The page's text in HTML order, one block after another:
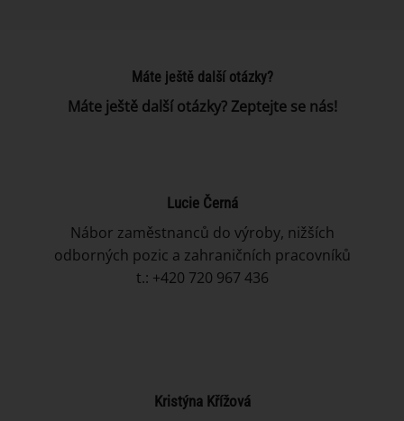
Máte ještě další otázky?
Máte ještě další otázky? Zeptejte se nás!
Lucie Černá
Nábor zaměstnanců do výroby, nižších
odborných pozic a zahraničních pracovníků
t.: +420 720 967 436
Kristýna Křížová